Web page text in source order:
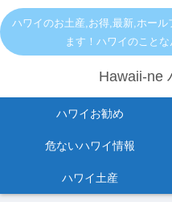
ハワイのお土産,お得,最新,ホー
ます！ハワイのこと
Hawaii-ne
ハワイお勧め
危ないハワイ情報
ハワイ土産